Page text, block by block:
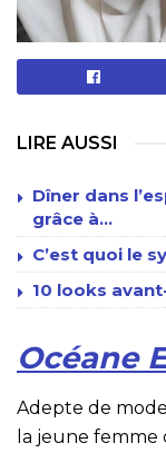
LIRE AUSSI
Dîner dans
grâce à…
C’est quoi le
10 looks
Océane
Adepte de
la jeune femme